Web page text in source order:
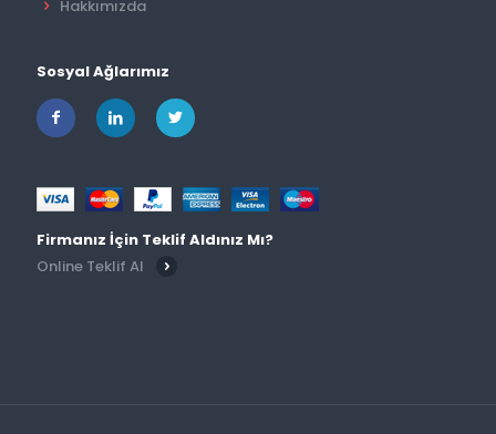
Hakkımızda
Sosyal Ağlarımız
Firmanız İçin Teklif Aldınız Mı?
Online Teklif Al